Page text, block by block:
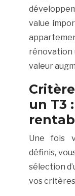
value
rénovation
valeur
un T3
Une fois
définis,
sélection
vos